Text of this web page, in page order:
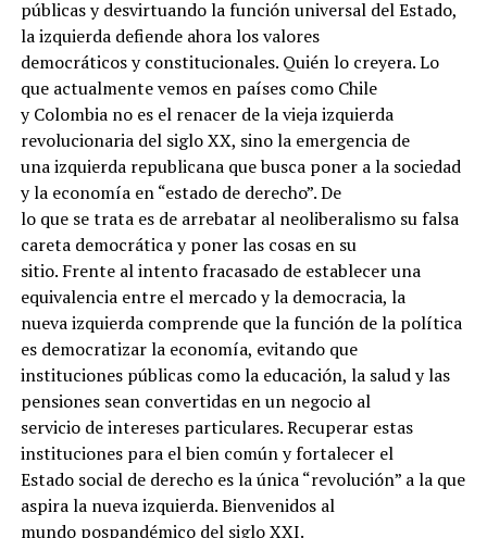
públicas y desvirtuando la función universal del Estado,
la izquierda defiende ahora los valores
democráticos y constitucionales. Quién lo creyera. Lo
que actualmente vemos en países como Chile
y Colombia no es el renacer de la vieja izquierda
revolucionaria del siglo XX, sino la emergencia de
una izquierda republicana que busca poner a la sociedad
y la economía en “estado de derecho”. De
lo que se trata es de arrebatar al neoliberalismo su falsa
careta democrática y poner las cosas en su
sitio. Frente al intento fracasado de establecer una
equivalencia entre el mercado y la democracia, la
nueva izquierda comprende que la función de la política
es democratizar la economía, evitando que
instituciones públicas como la educación, la salud y las
pensiones sean convertidas en un negocio al
servicio de intereses particulares. Recuperar estas
instituciones para el bien común y fortalecer el
Estado social de derecho es la única “revolución” a la que
aspira la nueva izquierda. Bienvenidos al
mundo pospandémico del siglo XXI.